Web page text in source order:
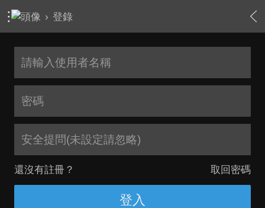
› 登錄
安全提問(未設定請忽略)
還沒有註冊？ 取回密碼
登入